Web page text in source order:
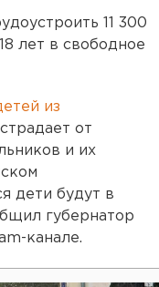
11 300
лет в свободное
из
от
и их
дети будут в
губернатор
канале.